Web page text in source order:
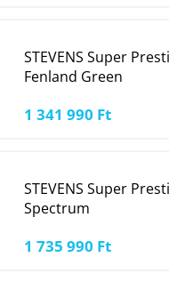
STEVENS Super
Fenland Green
1 341 990 Ft
STEVENS Super
Spectrum
1 735 990 Ft